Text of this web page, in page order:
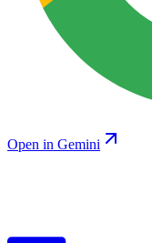
Open in Gemini